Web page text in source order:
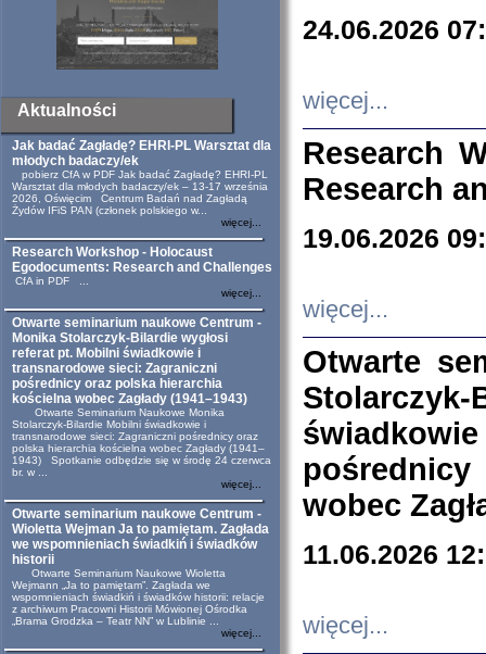
Aktualności
Jak badać Zagładę? EHRI-PL Warsztat dla
młodych badaczy/ek
pobierz CfA w PDF Jak badać Zagładę? EHRI-PL
Warsztat dla młodych badaczy/ek – 13-17 września
2026, Oświęcim Centrum Badań nad Zagładą
Żydów IFiS PAN (członek polskiego w...
więcej...
Research Workshop - Holocaust
Egodocuments: Research and Challenges
CfA in PDF ...
więcej...
Otwarte seminarium naukowe Centrum -
Monika Stolarczyk-Bilardie wygłosi
referat pt. Mobilni świadkowie i
transnarodowe sieci: Zagraniczni
pośrednicy oraz polska hierarchia
kościelna wobec Zagłady (1941–1943)
Otwarte Seminarium Naukowe Monika
Stolarczyk-Bilardie Mobilni świadkowie i
transnarodowe sieci: Zagraniczni pośrednicy oraz
polska hierarchia kościelna wobec Zagłady (1941–
1943) Spotkanie odbędzie się w środę 24 czerwca
br. w ...
więcej...
Otwarte seminarium naukowe Centrum -
Wioletta Wejman Ja to pamiętam. Zagłada
we wspomnieniach świadkiń i świadków
historii
Otwarte Seminarium Naukowe Wioletta
Wejmann „Ja to pamiętam”. Zagłada we
wspomnieniach świadkiń i świadków historii: relacje
z archiwum Pracowni Historii Mówionej Ośrodka
„Brama Grodzka – Teatr NN” w Lublinie ...
więcej...
24.06.2026
więcej...
Research
Research
19.06.2026
więcej...
Otwarte
wobec
11.06.2026
więcej...